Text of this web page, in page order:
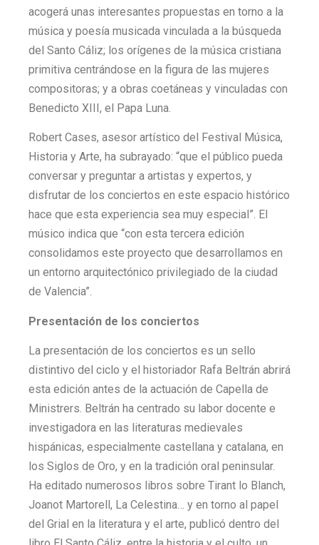
acogerá unas interesantes propuestas en torno a la
música y poesía musicada vinculada a la búsqueda
del Santo Cáliz; los orígenes de la música cristiana
primitiva centrándose en la figura de las mujeres
compositoras; y a obras coetáneas y vinculadas con
Benedicto XIII, el Papa Luna.
Robert Cases, asesor artístico del Festival Música,
Historia y Arte, ha subrayado: “que el público pueda
conversar y preguntar a artistas y expertos, y
disfrutar de los conciertos en este espacio histórico
hace que esta experiencia sea muy especial”. El
músico indica que “con esta tercera edición
consolidamos este proyecto que desarrollamos en
un entorno arquitectónico privilegiado de la ciudad
de Valencia”.
Presentación de los conciertos
La presentación de los conciertos es un sello
distintivo del ciclo y el historiador Rafa Beltrán abrirá
esta edición antes de la actuación de Capella de
Ministrers. Beltrán ha centrado su labor docente e
investigadora en las literaturas medievales
hispánicas, especialmente castellana y catalana, en
los Siglos de Oro, y en la tradición oral peninsular.
Ha editado numerosos libros sobre Tirant lo Blanch,
Joanot Martorell, La Celestina… y en torno al papel
del Grial en la literatura y el arte, publicó dentro del